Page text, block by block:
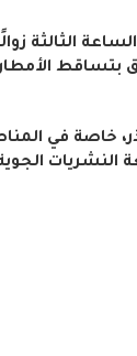
الثالثة
خاصة في
النشريات